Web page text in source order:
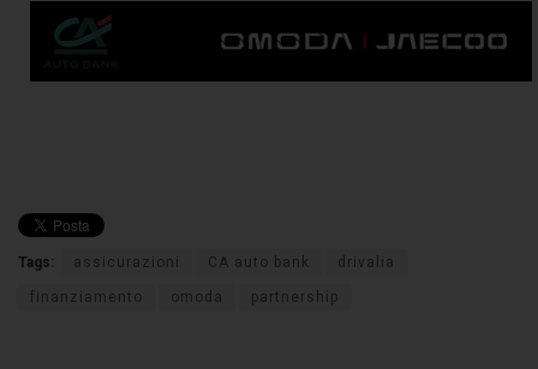
Tags: assicurazioni CA auto bank drivalia
finanziamento omoda partnership